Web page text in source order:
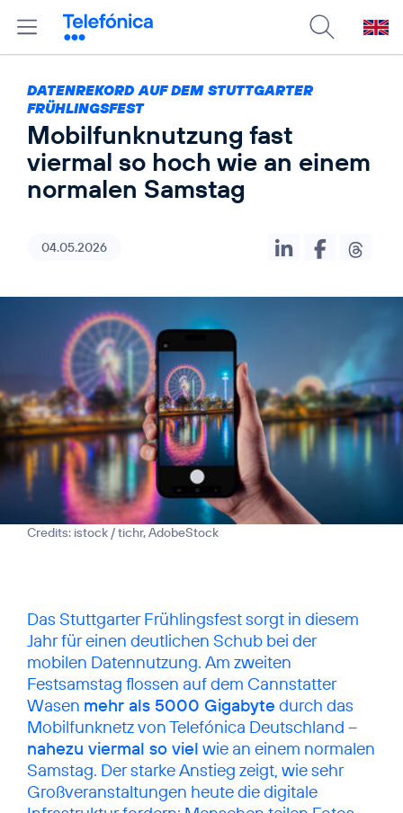
DATENREKORD AUF DEM STUTTGARTER
FRÜHLINGSFEST
Mobilfunknutzung fast
viermal so hoch wie an einem
normalen Samstag
04.05.2026
Credits: istock / tichr, AdobeStock
Das Stuttgarter Frühlingsfest sorgt in diesem
Jahr für einen deutlichen Schub bei der
mobilen Datennutzung. Am zweiten
Festsamstag flossen auf dem Cannstatter
Wasen mehr als 5000 Gigabyte durch das
Mobilfunknetz von Telefónica Deutschland –
nahezu viermal so viel wie an einem normalen
Samstag. Der starke Anstieg zeigt, wie sehr
Großveranstaltungen heute die digitale